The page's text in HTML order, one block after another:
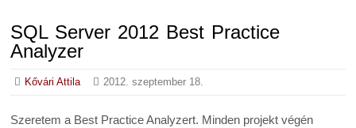
SQL Server 2012 Best Practice
Analyzer
Kővári Attila 2012. szeptember 18.
Szeretem a Best Practice Analyzert. Minden projekt végén